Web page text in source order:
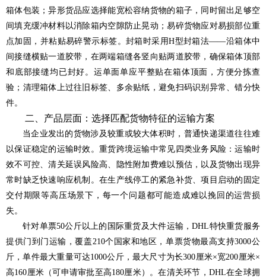
箱体包装；异形货品应选择能宽松容纳货物的箱子，同时留出足够空
间填充缓冲材料以消除箱内空隙防止晃动；易碎货物应对易损部位重
点加固，并粘贴易碎警示标签。封箱时采用H型封箱法——沿箱体中
间接缝横贴一道胶带，在两端箱缝各竖向贴两道胶带，确保箱体顶部
和底部接缝均已封好。运单面单应平整贴在箱体顶面，方便分拣查
验；清理箱体上过往旧标签、多余贴纸，避免扫码识别异常、错分快
件。
二、产品层面：选择匹配货物特征的运输方案
当企业发出的货物涉及较重或较大体积时，普通快递渠道往往难
以保证稳定的运输时效。重货跨境运输中常见四类业务风险：运输时
效不可控、清关延误风险高、隐性附加费难以预估，以及货物出现异
常时缺乏快速响应机制。在生产线停工的紧急补货、项目启动的固定
交付期限等高压场景下，每一个问题都可能造成难以挽回的运营损
失。
针对单票50公斤以上的国际重货及大件运输，DHL特快重货服务
提供门到门运输，覆盖210个国家和地区，单票货物最高支持3000公
斤，单件最大重量可达1000公斤，最大尺寸为长300厘米×宽200厘米×
高160厘米（可申请审批至高180厘米）。在清关环节，DHL在全球拥